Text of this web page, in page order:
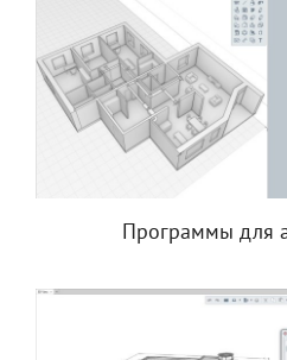
Программы для